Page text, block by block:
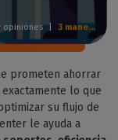
opiniones | 3 maneras Caldera PrimeCenter te ahorra dinero
prometen ahorrar
exactamente lo que
su flujo de
le ayuda a